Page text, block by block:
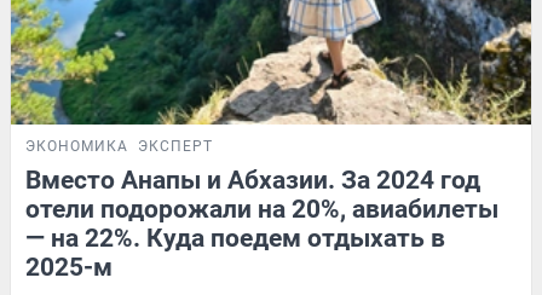
ЭКОНОМИКА ЭКСПЕРТ
Вместо Анапы и Абхазии. За 2024 год
отели подорожали на 20%, авиабилеты
— на 22%. Куда поедем отдыхать в
2025-м